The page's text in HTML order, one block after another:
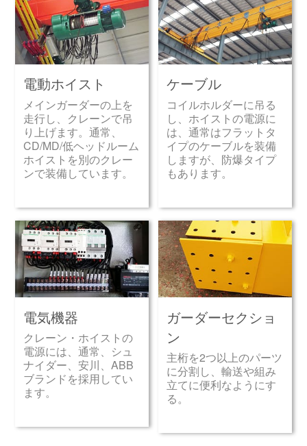
電動ホイスト
メインガーダーの上を
走行し、クレーンで吊
り上げます。通常、
CD/MD/低ヘッドルーム
ホイストを別のクレー
ンで装備しています。
ケーブル
コイルホルダーに吊る
し、ホイストの電源に
は、通常はフラットタ
イプのケーブルを装備
しますが、防爆タイプ
もあります。
電気機器
クレーン・ホイストの
電源には、通常、シュ
ナイダー、安川、ABB
ブランドを採用してい
ます。
ガーダーセクショ
ン
主桁を2つ以上のパーツ
に分割し、輸送や組み
立てに便利なようにす
る。